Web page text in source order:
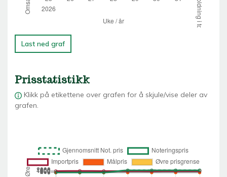
Last ned graf
Prisstatistikk
Klikk på etikettene over grafen for å skjule/vise deler av
grafen.